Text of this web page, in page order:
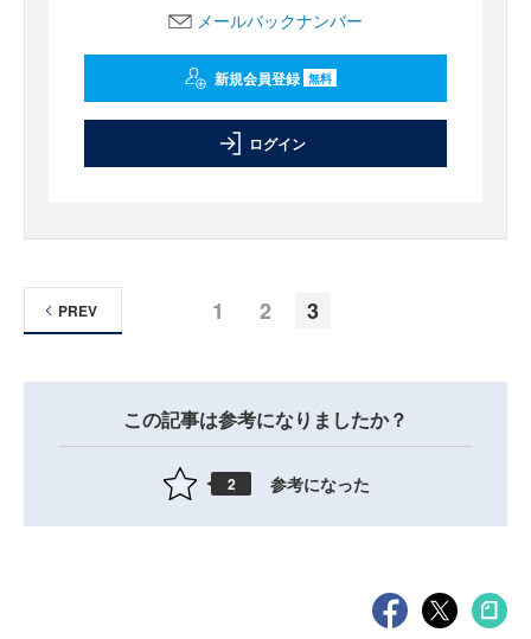
メールバックナンバー
新規会員登録 無料
ログイン
1 2 3
PREV
この記事は参考になりましたか？
2 参考になった